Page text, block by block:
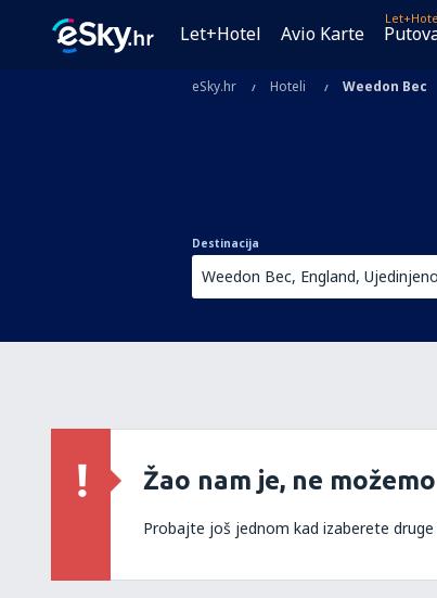
Let+Hotel Avio Karte
eSky.hr Hoteli Weedon Bec
Destinacija
Žao nam je, ne
Probajte još jednom kad izaberete